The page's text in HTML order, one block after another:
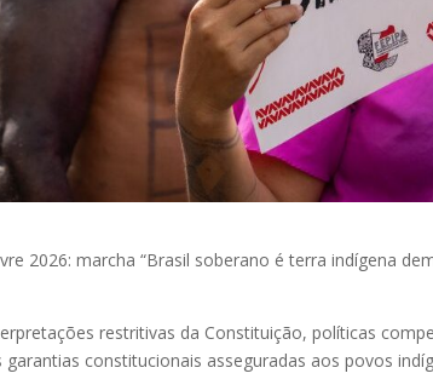
2026: marcha “Brasil soberano é terra indígena
restritivas da Constituição, políticas
constitucionais asseguradas aos povos